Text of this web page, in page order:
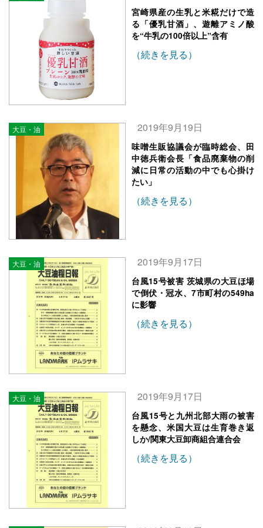
宮崎県産の生乳と米糀だけで造
る「優乳甘酒」、遊離アミノ酸
を“牛乳の100倍以上”含有
（続きを見る）
大豆・油 2019年9月19日
味噌生販協議会が臨時総会、田
中徳兵衛会長「食品廃棄物の削
減に日常の活動の中でも心掛け
たい」
（続きを見る）
大豆・油 2019年9月17日
台風15号被害 茨城県の大豆ほ場
で倒伏・冠水、7市町村の549ha
に影響
（続きを見る）
大豆・油 2019年9月17日
台風15号と九州北部大雨の被害
を懸念、米国大豆は生育巻き返
しか/関東大豆卸商組合連合会
（続きを見る）